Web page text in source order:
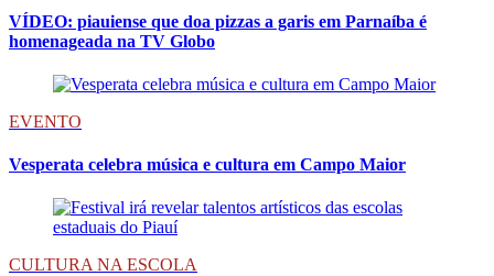
VÍDEO: piauiense que doa pizzas a garis em Parnaíba é
homenageada na TV Globo
EVENTO
Vesperata celebra música e cultura em Campo Maior
CULTURA NA ESCOLA